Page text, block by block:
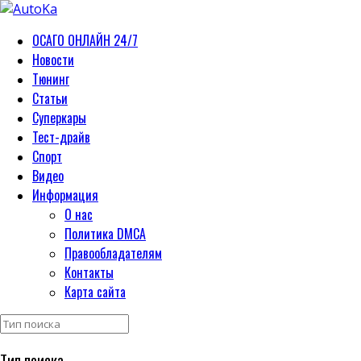
ОСАГО ОНЛАЙН 24/7
Новости
Тюнинг
Статьи
Суперкары
Тест-драйв
Спорт
Видео
Информация
О нас
Политика DMCA
Правообладателям
Контакты
Карта сайта